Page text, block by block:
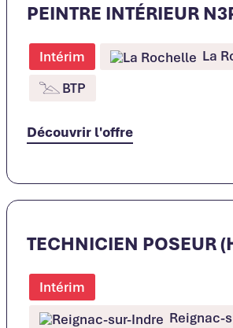
PEINTRE INTÉRIEUR
Intérim
La
BTP
Découvrir l'offre
TECHNICIEN POSEUR
Intérim
Reignac-